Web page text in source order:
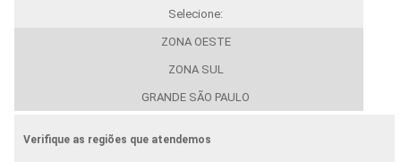
Selecione:
ZONA OESTE
ZONA SUL
GRANDE SÃO PAULO
Verifique as regiões que atendemos